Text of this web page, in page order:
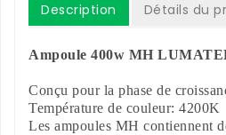
Description Détails du
Ampoule 400w MH
Conçu pour la phase de
Température de couleur: 4200K
Les ampoules MH contiennent